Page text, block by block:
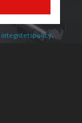
integritetspolicy.